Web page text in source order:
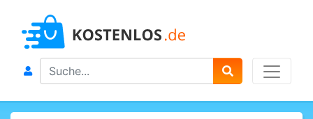
Search